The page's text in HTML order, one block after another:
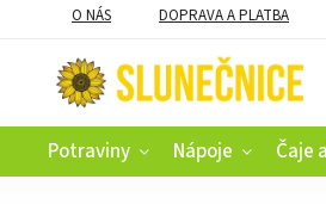
O NÁS DOPRAVA A PLATBA
Potraviny Nápoje Čaje